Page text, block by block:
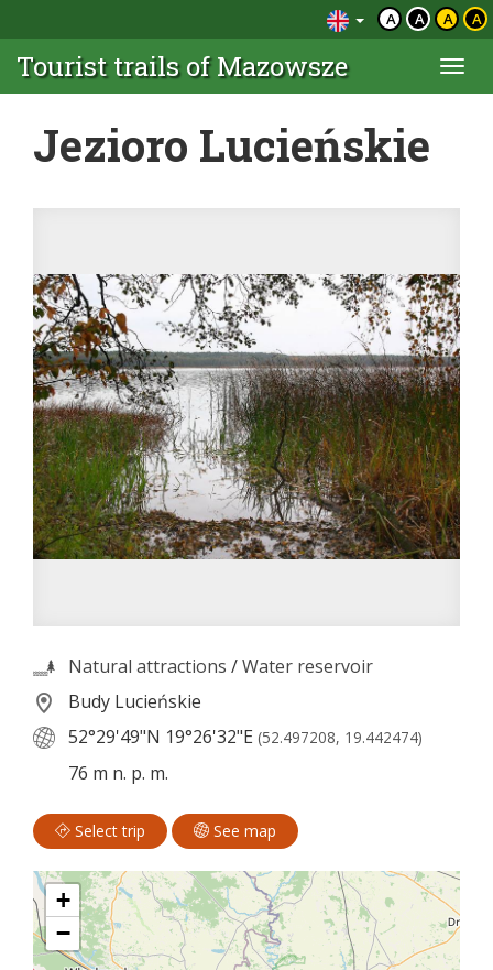
A A A A
Tourist trails of Mazowsze
Jezioro Lucieńskie
Natural attractions /Water reservoir
Budy Lucieńskie
52°29'49"N 19°26'32"E (52.497208, 19.442474)
76 m n. p. m.
Select trip See map
+
−